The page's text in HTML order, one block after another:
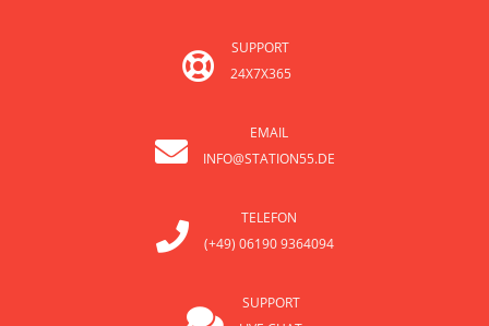
SUPPORT
24X7X365
EMAIL
INFO@STATION55.DE
TELEFON
(+49) 06190 9364094
SUPPORT